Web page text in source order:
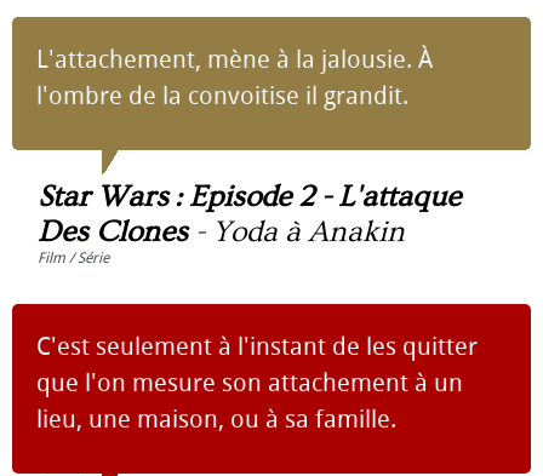
L'attachement, mène à la jalousie. À
l'ombre de la convoitise il grandit.
Star Wars : Episode 2 - L'attaque
Des Clones- Yoda à Anakin
Film / Série
C'est seulement à l'instant de les quitter
que l'on mesure son attachement à un
lieu, une maison, ou à sa famille.